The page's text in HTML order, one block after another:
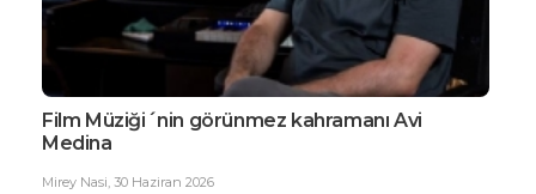
Film Müziği´nin görünmez kahramanı Avi
Medina
Mirey Nasi 30 Haziran 2026